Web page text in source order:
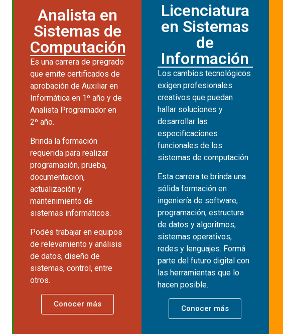
Analista en
Sistemas de
Computación
Es una carrera de pregrado
que emite certificados de
aprobación de Auxiliar en
Informática en 1º año y de
Analista Programador en
2º año.
Brinda la formación
requerida para realizar
programación, prueba,
documentación,
actualización y
mantenimiento de
sistemas informáticos.
Podés trabajar en equipos
de relevamiento y análisis
de datos, diseño de
sistemas, control, entre
otros.
Conocer más
Licenciatura
en Sistemas
de
Información
Los cambios tecnológicos
exigen profesionales
creativos que puedan
hallar soluciones y
desarrollar las
especificaciones
funcionales de los
sistemas de computación.
Esta carrera te brinda una
sólida formación en
ingeniería de software,
programación, estructura
de datos y algoritmos,
sistemas operativos,
redes y lenguajes. Formá
parte del futuro digital con
las herramientas que lo
hacen posible.
Conocer más